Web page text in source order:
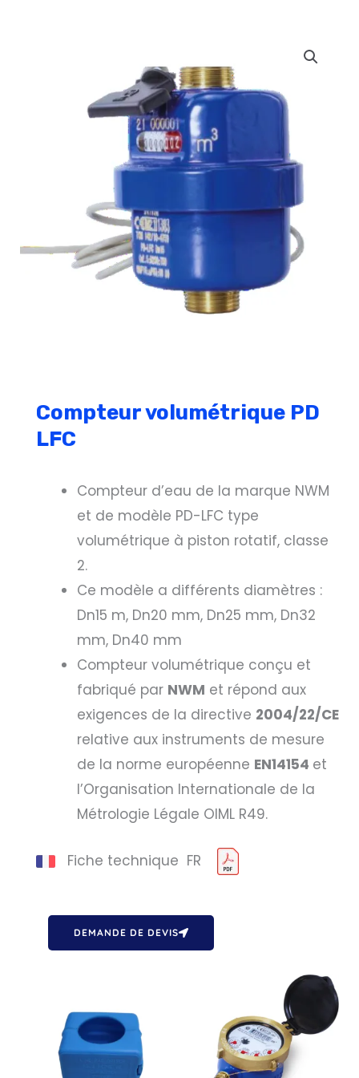
Compteur volumétrique PD
LFC
Compteur d’eau de la marque NWM
et de modèle PD-LFC type
volumétrique à piston rotatif, classe
2.
Ce modèle a différents diamètres :
Dn15 m, Dn20 mm, Dn25 mm, Dn32
mm, Dn40 mm
Compteur volumétrique conçu et
fabriqué par NWM et répond aux
exigences de la directive 2004/22/CE
relative aux instruments de mesure
de la norme européenne EN14154 et
l’Organisation Internationale de la
Métrologie Légale OIML R49.
Fiche technique FR
DEMANDE DE DEVIS